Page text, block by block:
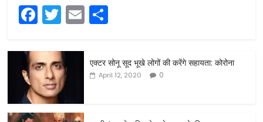
F
a
c
e
b
o
T
w
itt
er
E
m
ar
e
एक्टर सोनू सूद भूखे लोगों की करेंगे सहायता: कोरोना
April 12, 2020 0